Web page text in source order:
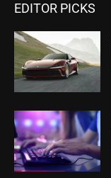
EDITOR PICKS